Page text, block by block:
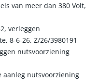
van meer dan 380 Volt,
verleggen
8-6-26, Z/26/3980191
nutsvoorziening
aanleg nutsvoorziening